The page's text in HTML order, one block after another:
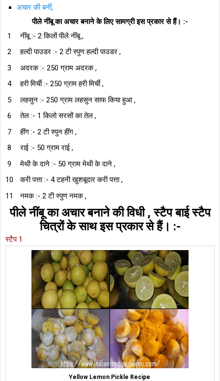
अचार की बर्नी,
पीले नींबू का अचार बनाने के लिए सामग्री इस प्रकार से हैं। :-
नींबू :- 2 किलों पीले नींबू ,
हल्दी पाउडर :- 2 टी स्पुण हल्दी पाउडर ,
अदरक :- 250 ग्राम अदरक ,
हरी मिर्ची :- 250 ग्राम हरी मिर्ची ,
लहसुन :- 250 ग्राम लहसुन साफ किया हुआ ,
तेल :- 1 किलो सरसों का तेल ,
हींग :- 2 टी स्पुन हींग ,
राई :- 50 ग्राम राई ,
मेथी के दाने :- 50 ग्राम मेथी के दाने ,
करी पत्ता :- 4 टहनी खुशबूदार करी पत्ता ,
नमक :- 2 टी स्पुण नमक ,
पीले नींबू का अचार बनाने की विधी , स्टैप बाई स्टैप
चित्रों के साथ इस प्रकार से हैं। :-
स्टैप 1
Yellow Lemon Pickle Recipe